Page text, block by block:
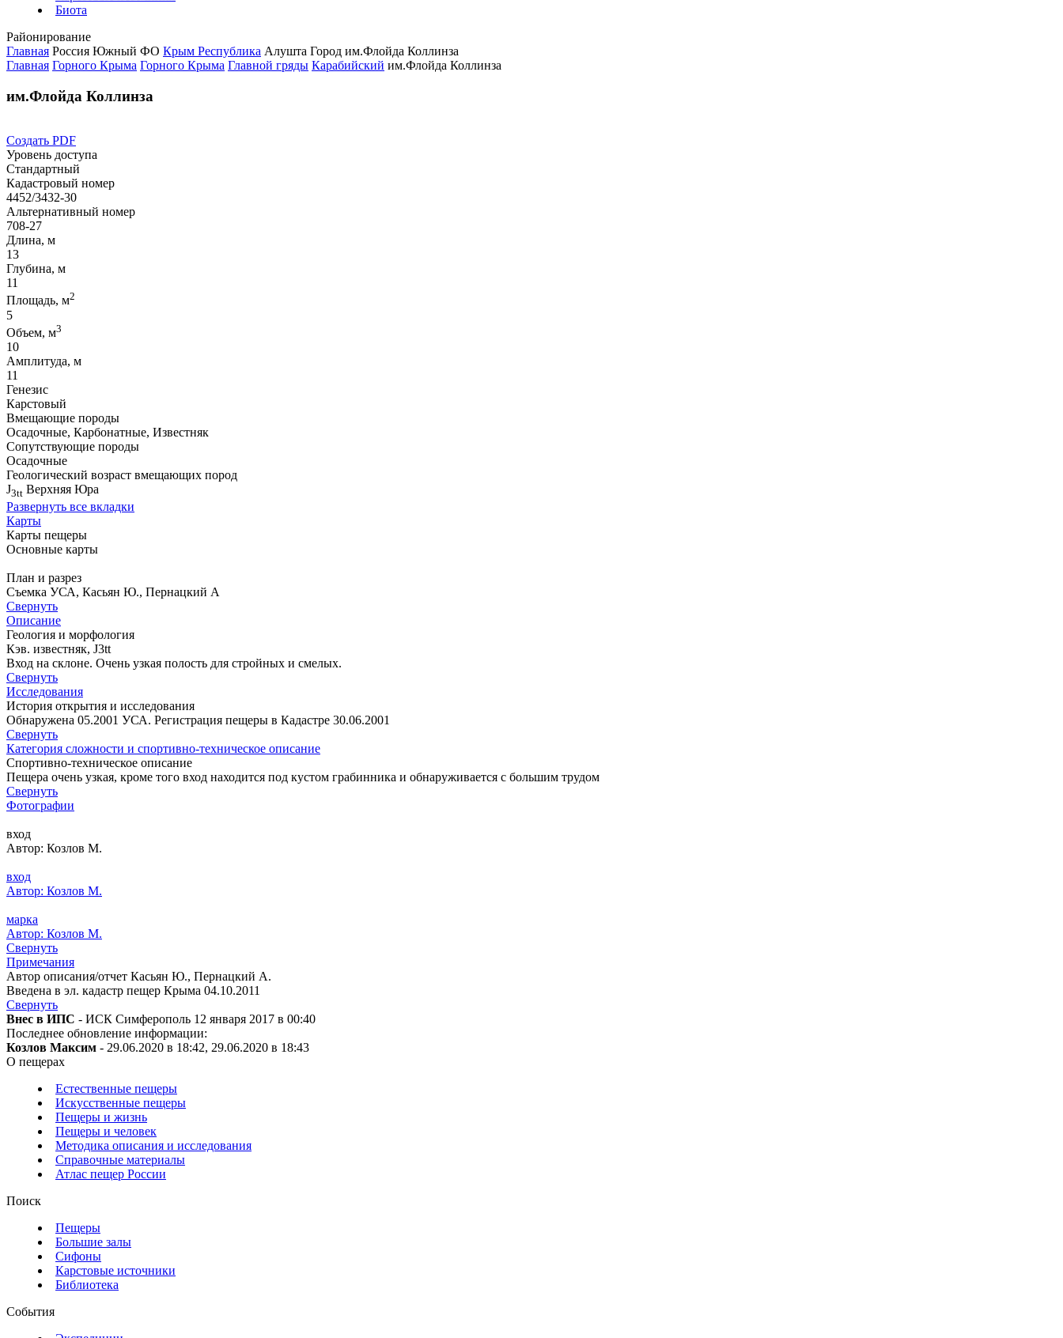
Биота
Районирование
Главная Россия Южный ФО Крым Республика Алушта Город им.Флойда Коллинза
Главная Горного Крыма Горного Крыма Главной гряды Карабийский им.Флойда Коллинза
им.Флойда Коллинза
Создать PDF
Уровень доступа
Стандартный
Кадастровый номер
4452/3432-30
Альтернативный номер
708-27
Длина, м
13
Глубина, м
11
Площадь, м2
5
Объем, м3
10
Амплитуда, м
11
Генезис
Карстовый
Вмещающие породы
Осадочные, Карбонатные, Известняк
Сопутствующие породы
Осадочные
Геологический возраст вмещающих пород
J3tt Верхняя Юра
Развернуть все вкладки
Карты
Карты пещеры
Основные карты
План и разрез
Съемка УСА, Касьян Ю., Пернацкий А
Свернуть
Описание
Геология и морфология
Кэв. известняк, J3tt
Вход на склоне. Очень узкая полость для стройных и смелых.
Свернуть
Исследования
История открытия и исследования
Обнаружена 05.2001 УСА. Регистрация пещеры в Кадастре 30.06.2001
Свернуть
Категория сложности и спортивно-техническое описание
Спортивно-техническое описание
Пещера очень узкая, кроме того вход находится под кустом грабинника и обнаруживается с большим трудом
Свернуть
Фотографии
вход
Автор: Козлов М.
вход
Автор: Козлов М.
марка
Автор: Козлов М.
Свернуть
Примечания
Автор описания/отчет Касьян Ю., Пернацкий А.
Введена в эл. кадастр пещер Крыма 04.10.2011
Свернуть
Внес в ИПС - ИСК Симферополь 12 января 2017 в 00:40
Последнее обновление информации:
Козлов Максим - 29.06.2020 в 18:42, 29.06.2020 в 18:43
О пещерах
Естественные пещеры
Искусственные пещеры
Пещеры и жизнь
Пещеры и человек
Методика описания и исследования
Справочные материалы
Атлас пещер России
Поиск
Пещеры
Большие залы
Сифоны
Карстовые источники
Библиотека
События